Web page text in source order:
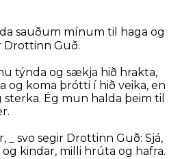
sauðum mínum til haga og
Drottinn Guð.
týnda og sækja hið hrakta,
og koma þrótti í hið veika, en
Ég mun halda þeim til
_ svo segir Drottinn Guð: Sjá,
kindar, milli hrúta og hafra.